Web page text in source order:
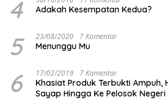
4 Adakah Kesempatan Kedua?
5 23/08/2020 7 Komentar
Menunggu Mu
6 17/02/2019 7 Komentar
Khasiat Produk Terbukti Ampuh,
Sayap Hingga Ke Pelosok Negeri